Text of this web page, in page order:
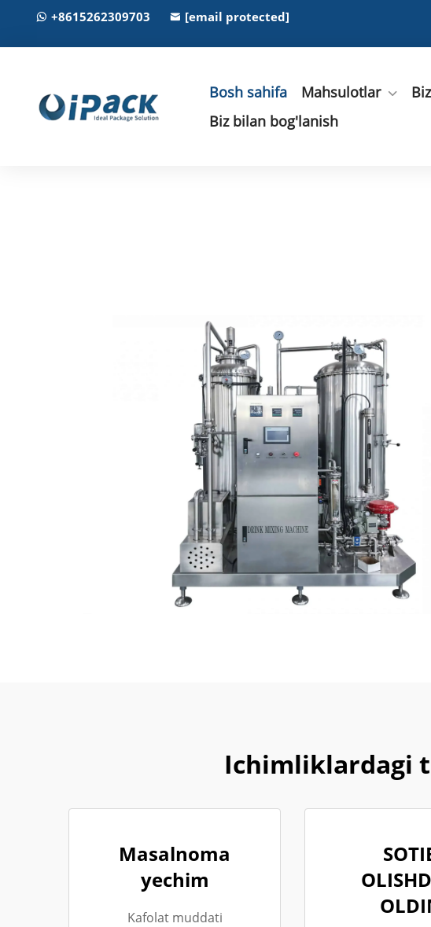
+8615262309703 [email protected]
Bosh sahifa Mahsulotlar
Biz bilan bog'lanish
Ichimliklardagi
Masalnoma
yechim
Kafolat muddati